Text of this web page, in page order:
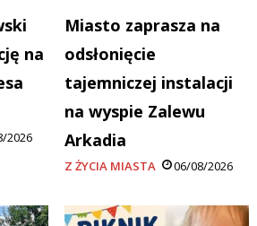
na
2026
Miasto zaprasza na
odsłonięcie
tajemniczej instalacji
na wyspie Zalewu
Arkadia
Z ŻYCIA MIASTA 06/08/2026